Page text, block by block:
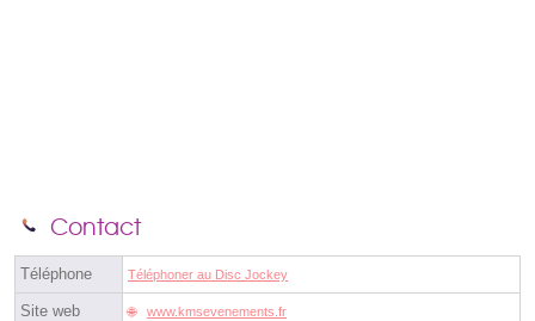
Contact
Téléphone Téléphoner au Disc Jockey
Site web www.kmsevenements.fr